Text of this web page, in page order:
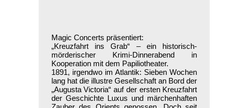
Magic Concerts präsentiert:
„Kreuzfahrt ins Grab“ – ein historisch-
mörderischer Krimi-Dinnerabend in
Kooperation mit dem Papiliotheater.
1891, irgendwo im Atlantik: Sieben Wochen
lang hat die illustre Gesellschaft an Bord der
„Augusta Victoria“ auf der ersten Kreuzfahrt
der Geschichte Luxus und märchenhaften